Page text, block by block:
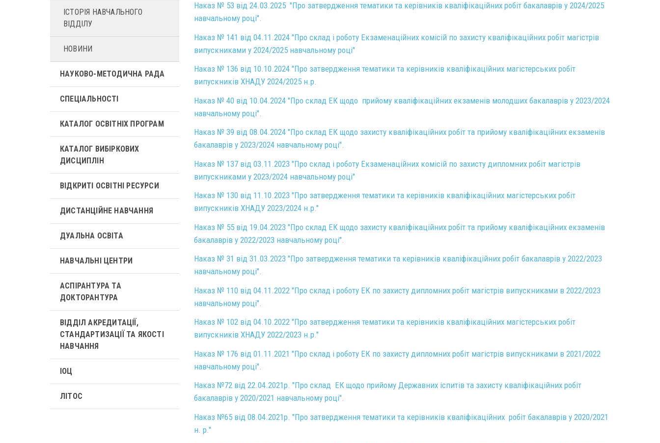
Наказ № 53 від 24.03.2025 "Про затвердження тематики та керівників кваліфікаційних робіт бакалаврів у 2024/2025
навчальному році".
Наказ № 141 від 04.11.2024 "Про склад і роботу Екзаменаційних комісій по захисту кваліфікаційних робіт магістрів
випускниками у 2024/2025 навчальному році"
Наказ № 136 від 10.10.2024 "Про затвердження тематики та керівників кваліфікаційних магістерських робіт
випускників ХНАДУ 2024/2025 н.р.
Наказ № 40 від 10.04.2024 "Про склад ЕК щодо прийому кваліфікаційних екзаменів молодших бакалаврів у 2023/2024
навчальному році".
Наказ № 39 від 08.04.2024 "Про склад ЕК щодо захисту кваліфікаційних робіт та прийому кваліфікаційних екзаменів
бакалаврів у 2023/2024 навчальному році".
Наказ № 137 від 03.11.2023 "Про склад і роботу Екзаменаційних комісій по захисту дипломних робіт магістрів
випускниками у 2023/2024 навчальному році"
Наказ № 130 від 11.10.2023 "Про затвердження тематики та керівників кваліфікаційних магістерських робіт
випускників ХНАДУ 2023/2024 н.р."
Наказ № 55 від 19.04.2023 "Про склад ЕК щодо захисту кваліфікаційних робіт та прийому кваліфікаційних екзаменів
бакалаврів у 2022/2023 навчальному році".
Наказ № 31 від 31.03.2023 "Про затвердження тематики та керівників кваліфікаційних робіт бакалаврів у 2022/2023
навчальному році".
Наказ № 110 від 04.11.2022 "Про склад і роботу ЕК по захисту дипломних робіт магістрів випускниками в 2022/2023
навчальному році".
Наказ № 102 від 04.10.2022 "Про затвердження тематики та керівників кваліфікаційних магістерських робіт
випускників ХНАДУ 2022/2023 н.р."
Наказ № 176 від 01.11.2021 "Про склад і роботу ЕК по захисту дипломних робіт магістрів випускниками в 2021/2022
навчальному році".
Наказ №72 від 22.04.2021р. "Про склад ЕК щодо прийому Державних іспитів та захисту кваліфікаційних робіт
бакалаврів у 2020/2021 навчальному році".
Наказ №65 від 08.04.2021р. "Про затвердження тематики та керівників кваліфікаційних робіт бакалаврів у 2020/2021
н. р."
ІСТОРІЯ НАВЧАЛЬНОГО
ВІДДІЛУ
НОВИНИ
НАУКОВО-МЕТОДИЧНА РАДА
СПЕЦІАЛЬНОСТІ
КАТАЛОГ ОСВІТНІХ ПРОГРАМ
КАТАЛОГ ВИБІРКОВИХ
ДИСЦИПЛІН
ВІДКРИТІ ОСВІТНІ РЕСУРСИ
ДИСТАНЦІЙНЕ НАВЧАННЯ
ДУАЛЬНА ОСВІТА
НАВЧАЛЬНІ ЦЕНТРИ
АСПІРАНТУРА ТА
ДОКТОРАНТУРА
ВІДДІЛ АКРЕДИТАЦІЇ,
СТАНДАРТИЗАЦІЇ ТА ЯКОСТІ
НАВЧАННЯ
ІОЦ
ЛІТОС